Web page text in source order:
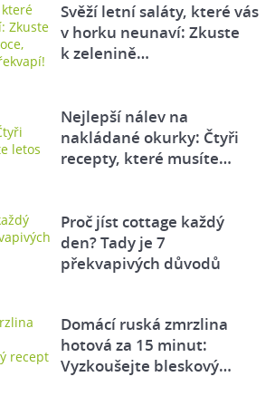
Svěží letní saláty, které vás
v horku neunaví: Zkuste
k zelenině…
Nejlepší nálev na
nakládané okurky: Čtyři
recepty, které musíte…
Proč jíst cottage každý
den? Tady je 7
překvapivých důvodů
Domácí ruská zmrzlina
hotová za 15 minut:
Vyzkoušejte bleskový…